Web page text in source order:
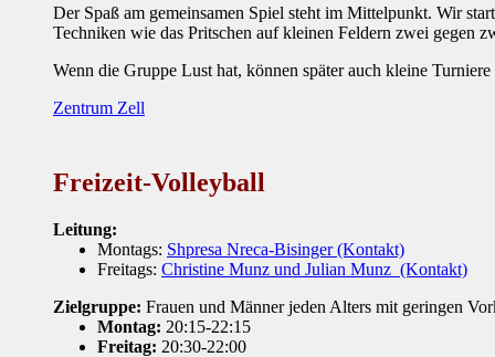
Der Spaß am gemeinsamen Spiel steht im Mittelpunkt. Wir
Techniken wie das Pritschen auf kleinen Feldern zwei gegen
Wenn die Gruppe Lust hat, können später auch kleine
Zentrum Zell
Freizeit-Volleyball
Leitung:
Montags: Shpresa Nreca-Bisinger (Kontakt)
Freitags: Christine Munz und Julian Munz (Kontakt)
Zielgruppe: Frauen und Männer jeden Alters mit geringen
Montag: 20:15-22:15
Freitag: 20:30-22:00